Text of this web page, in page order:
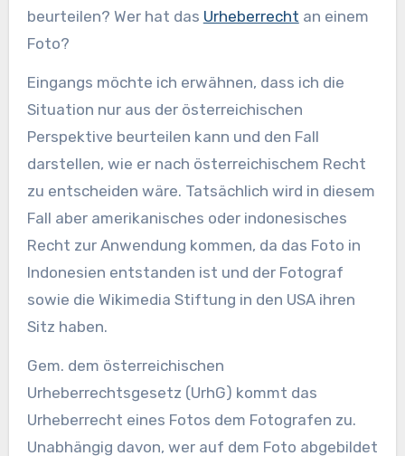
beurteilen? Wer hat das Urheberrecht an einem
Foto?
Eingangs möchte ich erwähnen, dass ich die
Situation nur aus der österreichischen
Perspektive beurteilen kann und den Fall
darstellen, wie er nach österreichischem Recht
zu entscheiden wäre. Tatsächlich wird in diesem
Fall aber amerikanisches oder indonesisches
Recht zur Anwendung kommen, da das Foto in
Indonesien entstanden ist und der Fotograf
sowie die Wikimedia Stiftung in den USA ihren
Sitz haben.
Gem. dem österreichischen
Urheberrechtsgesetz (UrhG) kommt das
Urheberrecht eines Fotos dem Fotografen zu.
Unabhängig davon, wer auf dem Foto abgebildet